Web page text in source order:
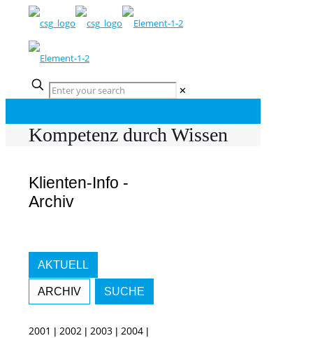
✕
Kompetenz durch Wissen
Klienten-Info -
Archiv
AKTUELL
ARCHIV SUCHE
2001 | 2002 | 2003 | 2004 |